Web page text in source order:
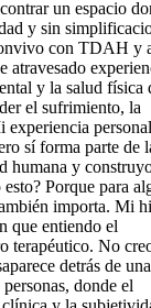
un espacio
y sin
con TDAH y
atravesado
y la salud física
el sufrimiento, la
experiencia
sí forma parte de
humana y
Porque para
importa. Mi
que entiendo el
terapéutico. No
detrás de una
donde el